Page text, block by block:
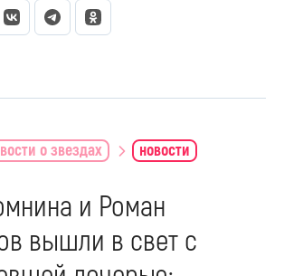
о звездах новости
и Роман
вышли в свет с